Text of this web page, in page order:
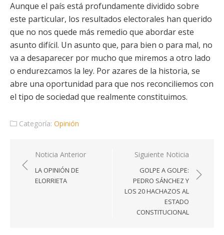
Aunque el país está profundamente dividido sobre
este particular, los resultados electorales han querido
que no nos quede más remedio que abordar este
asunto difícil. Un asunto que, para bien o para mal, no
va a desaparecer por mucho que miremos a otro lado
o endurezcamos la ley. Por azares de la historia, se
abre una oportunidad para que nos reconciliemos con
el tipo de sociedad que realmente constituimos.
Categoría: Opinión
Navegación
de
entradas
Noticia Anterior
LA OPINIÓN DE
ELORRIETA
Siguiente Noticia
GOLPE A GOLPE:
PEDRO SÁNCHEZ Y
LOS 20 HACHAZOS AL
ESTADO
CONSTITUCIONAL